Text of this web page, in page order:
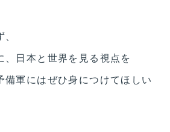
、日本と世界を見る視点を
備軍にはぜひ身につけてほしい